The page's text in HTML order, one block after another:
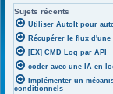
Sujets récents
Utiliser AutoIt pour
Récupérer le flux
[EX] CMD Log par API
coder avec une IA en
Implémenter un
conditionnels